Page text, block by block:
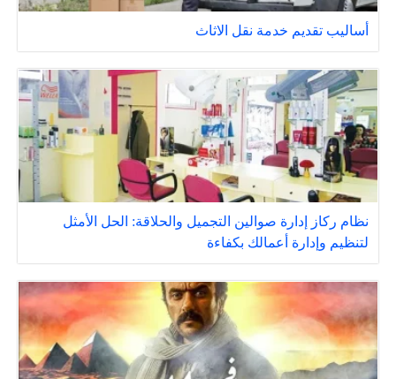
أساليب تقديم خدمة نقل الاثاث
نظام ركاز إدارة صوالين التجميل والحلاقة: الحل الأمثل
لتنظيم وإدارة أعمالك بكفاءة